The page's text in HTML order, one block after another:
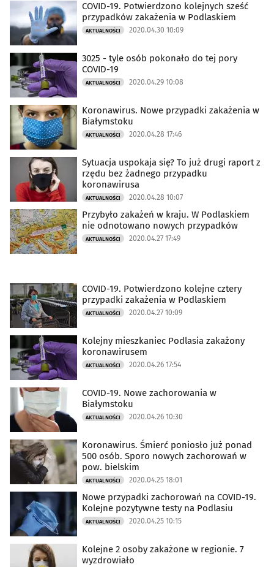
COVID-19. Potwierdzono kolejnych sześć
przypadków zakażenia w Podlaskiem
AKTUALNOŚCI 2020.04.30 10:09
3025 - tyle osób pokonało do tej pory
COVID-19
AKTUALNOŚCI 2020.04.29 10:08
Koronawirus. Nowe przypadki zakażenia w
Białymstoku
AKTUALNOŚCI 2020.04.28 17:46
Sytuacja uspokaja się? To już drugi raport z
rzędu bez żadnego przypadku
koronawirusa
AKTUALNOŚCI 2020.04.28 10:07
Przybyło zakażeń w kraju. W Podlaskiem
nie odnotowano nowych przypadków
AKTUALNOŚCI 2020.04.27 17:49
COVID-19. Potwierdzono kolejne cztery
przypadki zakażenia w Podlaskiem
AKTUALNOŚCI 2020.04.27 10:09
Kolejny mieszkaniec Podlasia zakażony
koronawirusem
AKTUALNOŚCI 2020.04.26 17:54
COVID-19. Nowe zachorowania w
Białymstoku
AKTUALNOŚCI 2020.04.26 10:30
Koronawirus. Śmierć poniosło już ponad
500 osób. Sporo nowych zachorowań w
pow. bielskim
AKTUALNOŚCI 2020.04.25 18:01
Nowe przypadki zachorowań na COVID-19.
Kolejne pozytywne testy na Podlasiu
AKTUALNOŚCI 2020.04.25 10:15
Kolejne 2 osoby zakażone w regionie. 7
wyzdrowiało